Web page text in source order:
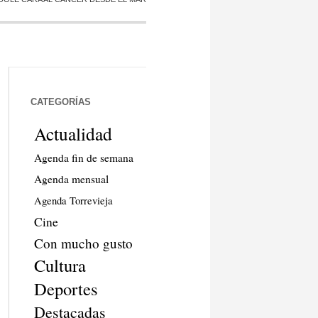
CATEGORÍAS
Actualidad
Agenda fin de semana
Agenda mensual
Agenda Torrevieja
Cine
Con mucho gusto
Cultura
Deportes
Destacadas